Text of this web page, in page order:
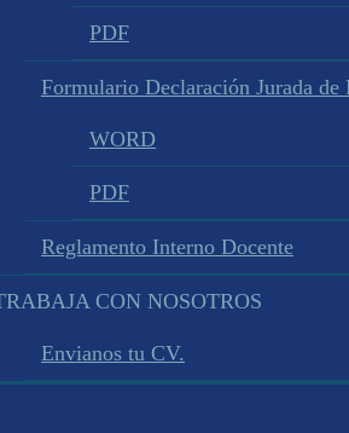
PDF
Formulario Declaración Jurada de
WORD
PDF
Reglamento Interno Docente
CON NOSOTROS
Envianos tu CV.